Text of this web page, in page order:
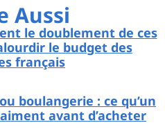
Aussi
le doublement de ces
le budget des
français
boulangerie : ce qu’un
avant d’acheter